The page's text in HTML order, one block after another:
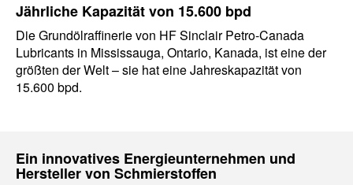
Jährliche Kapazität von 15.600 bpd
Die Grundölraffinerie von HF Sinclair Petro-Canada
Lubricants in Mississauga, Ontario, Kanada, ist eine der
größten der Welt – sie hat eine Jahreskapazität von
15.600 bpd.
Ein innovatives Energieunternehmen und
Hersteller von Schmierstoffen